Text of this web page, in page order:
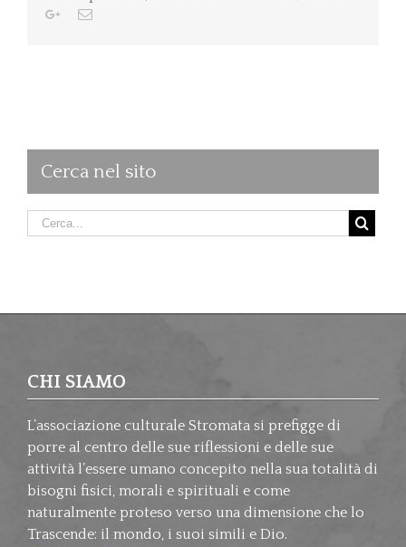
Google+Email
Cerca nel sito
CHI SIAMO
L’associazione culturale Stromata si prefigge di
porre al centro delle sue riflessioni e delle sue
attività l’essere umano concepito nella sua totalità di
bisogni fisici, morali e spirituali e come
naturalmente proteso verso una dimensione che lo
Trascende: il mondo, i suoi simili e Dio.